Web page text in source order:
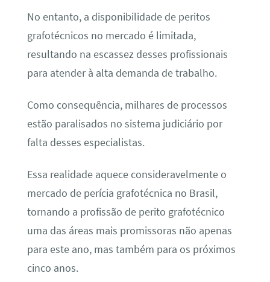
No entanto, a disponibilidade de peritos
grafotécnicos no mercado é limitada,
resultando na escassez desses profissionais
para atender à alta demanda de trabalho.
Como consequência, milhares de processos
estão paralisados no sistema judiciário por
falta desses especialistas.
Essa realidade aquece consideravelmente o
mercado de perícia grafotécnica no Brasil,
tornando a profissão de perito grafotécnico
uma das áreas mais promissoras não apenas
para este ano, mas também para os próximos
cinco anos.